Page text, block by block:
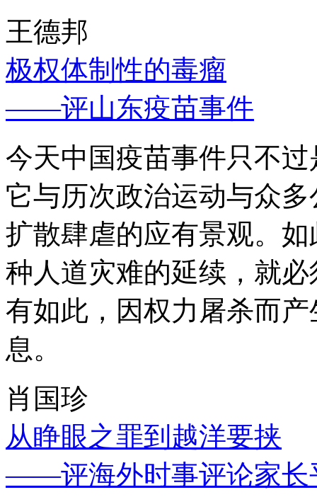
王德邦
极权体制性的毒瘤
——评山东疫苗事件
今天中国疫苗事件只不
它与历次政治运动与众
扩散肆虐的应有景观。
种人道灾难的延续，就
有如此，因权力屠杀而
息。
肖国珍
从睁眼之罪到越洋要挟
——评海外时事评论家长